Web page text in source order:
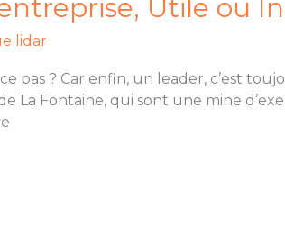
Utile ou
lidar
pas ? Car enfin, un leader, c’est
de La Fontaine, qui sont une mine